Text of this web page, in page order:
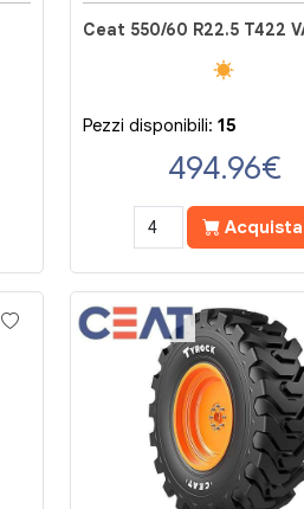
Pezzi disponibili:15
494.96€
Acquista